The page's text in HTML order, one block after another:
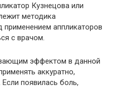
Кузнецова или
методика
применением аппликаторов
с врачом.
эффектом в данной
аккуратно,
появилась боль,